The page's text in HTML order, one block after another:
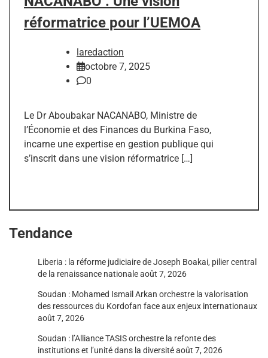
réformatrice pour l’UEMOA
laredaction
octobre 7, 2025
0
Le Dr Aboubakar NACANABO, Ministre de
l’Économie et des Finances du Burkina Faso,
incarne une expertise en gestion publique qui
s’inscrit dans une vision réformatrice […]
Tendance
Liberia : la réforme judiciaire de Joseph Boakai, pilier central
de la renaissance nationaleaoût 7, 2026
Soudan : Mohamed Ismail Arkan orchestre la valorisation
des ressources du Kordofan face aux enjeux internationaux
août 7, 2026
Soudan : l’Alliance TASIS orchestre la refonte des
institutions et l’unité dans la diversitéaoût 7, 2026